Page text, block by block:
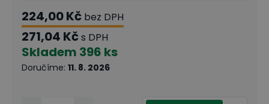
224,00 Kč bez DPH
271,04 Kčs DPH
Skladem 396 ks
Doručíme: 11. 8. 2026